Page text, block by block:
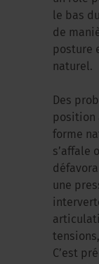
le bas
de
posture
naturel.
Des
position
forme
s’affale
une
C’est